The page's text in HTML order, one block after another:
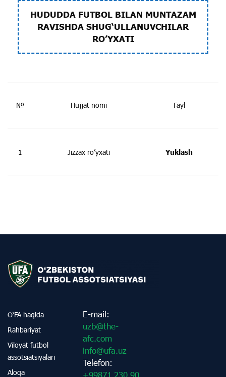
HUDUDDA FUTBOL BILAN MUNTAZAM
RAVISHDA SHUG‘ULLANUVCHILAR
RO’YXATI
№ Hujjat nomi Fayl
1 Jizzax ro’yxati Yuklash
O‘FA haqida
Rahbariyat
Viloyat futbol
assotsiatsiyalari
Aloqa
E-mail:
uzb@the-
afc.com
info@ufa.uz
Telefon:
+99871 230 90